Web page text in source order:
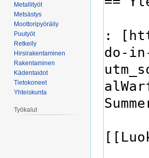
Metallityöt
Metsästys
Moottoripyöräily
Puutyöt
Retkeily
Hirsirakentaminen
Rakentaminen
Kädentaidot
Tietokoneet
Yhteiskunta
Työkalut